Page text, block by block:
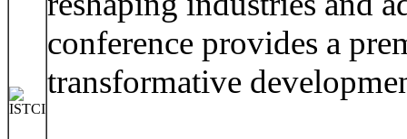
conference provides a
transformative